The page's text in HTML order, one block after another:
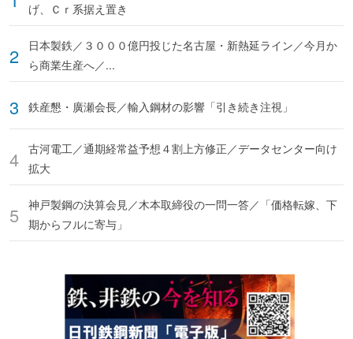
げ、Ｃｒ系据え置き
日本製鉄／３０００億円投じた名古屋・新熱延ライン／今月か
ら商業生産へ／...
鉄産懇・廣瀬会長／輸入鋼材の影響「引き続き注視」
古河電工／通期経常益予想４割上方修正／データセンター向け
拡大
神戸製鋼の決算会見／木本取締役の一問一答／「価格転嫁、下
期からフルに寄与」